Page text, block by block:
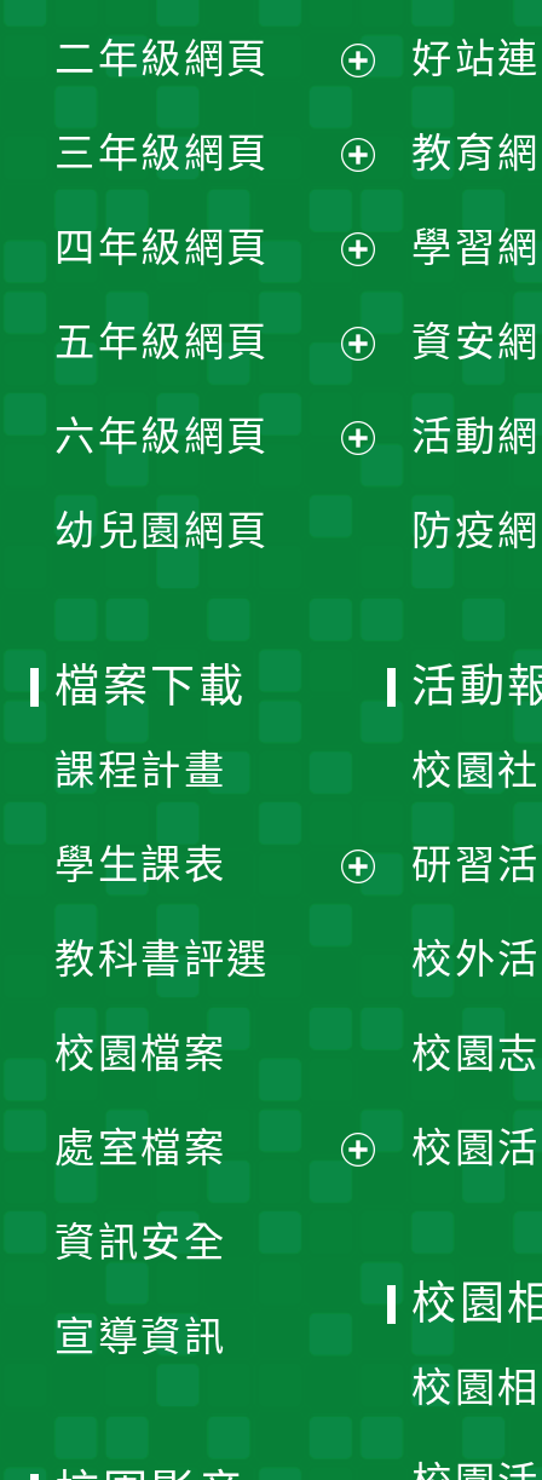
開
選
單
二年級網頁
開
選
單
三年級網頁
開
選
單
四年級網頁
開
選
五年級網頁
開
六年級網頁
幼兒園網頁
好站
教育
學習
資安
活動
防疫
檔案下載
課程計畫
學生課表
單
教科書評選
校園檔案
處室檔案
資訊安全
宣導資訊
活動
校園
研習
校外
校園
校園
校園
校園